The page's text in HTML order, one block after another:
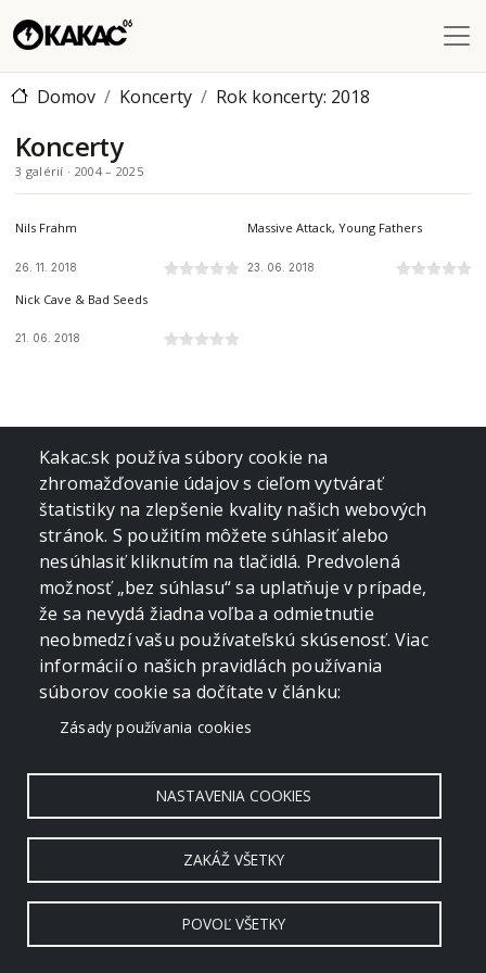
Domov Koncerty Rok koncerty: 2018
Koncerty
3 galérií · 2004 – 2025
NOSPR, KATOWICE, PL
Nils Frahm
26. 11. 2018
PAPP LÁSZLÓ SPORTARÉNA, BUDAPEST, HU
Massive Attack, Young Fathers
23. 06. 2018
PAPP LÁSZLÓ SPORTARÉNA, BUDAPEST, HU
Nick Cave & Bad Seeds
21. 06. 2018
Copyright © 2006 - 2026 by crevko
Kakac.sk používa súbory cookie na
zhromažďovanie údajov s cieľom vytvárať
štatistiky na zlepšenie kvality našich webových
stránok. S použitím môžete súhlasiť alebo
nesúhlasiť kliknutím na tlačidlá. Predvolená
možnosť „bez súhlasu“ sa uplatňuje v prípade,
že sa nevydá žiadna voľba a odmietnutie
neobmedzí vašu používateľskú skúsenosť. Viac
informácií o našich pravidlách používania
súborov cookie sa dočítate v článku:
Zásady používania cookies
NASTAVENIA COOKIES
ZAKÁŽ VŠETKY
POVOĽ VŠETKY